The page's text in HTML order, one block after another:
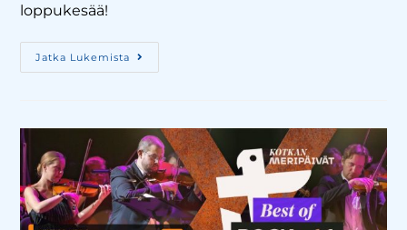
loppukesää!
Jatka Lukemista